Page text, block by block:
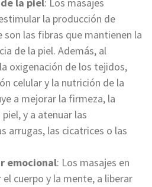
la piel: Los masajes
la producción de
son las fibras que mantienen la
de la piel. Además, al
oxigenación de los tejidos,
celular y la nutrición de la
a mejorar la firmeza, la
y a atenuar las
arrugas, las cicatrices o las
emocional: Los masajes en
cuerpo y la mente, a liberar